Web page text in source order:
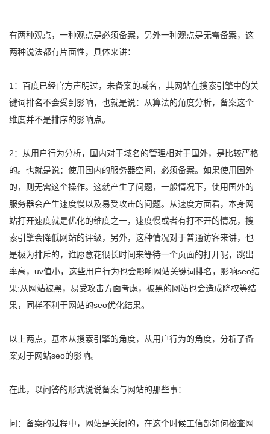
有两种观点，一种观点是必须备案，另外一种观点是无需备案，这
两种说法都有片面性，具体来讲：
1：百度已经官方声明过，未备案的域名，其网站在搜索引擎中的关
键词排名不会受到影响，也就是说：从算法的角度分析，备案这个
维度并不是排序的影响点。
2：从用户行为分析，国内对于域名的管理相对于国外，是比较严格
的。也就是说：使用国内的服务器空间，必须备案。如果使用国外
的，则无需这个操作。这就产生了问题，一般情况下，使用国外的
服务器会产生速度慢以及易受攻击的问题。从速度方面看，本身网
站打开速度就是优化的维度之一，速度慢或者有打不开的情况，搜
索引擎会降低网站的评级，另外，这种情况对于普通访客来讲，也
是极为排斥的，谁愿意花很长时间来等待一个页面的打开呢，跳出
率高，uv值小，这些用户行为也会影响网站关键词排名，影响seo结
果;从网站被黑，易受攻击方面考虑，被黑的网站也会造成降权等结
果，同样不利于网站的seo优化结果。
以上两点，基本从搜索引擎的角度，从用户行为的角度，分析了备
案对于网站seo的影响。
在此，以问答的形式说说备案与网站的那些事：
问：备案的过程中，网站是关闭的，在这个时候工信部如何检查网